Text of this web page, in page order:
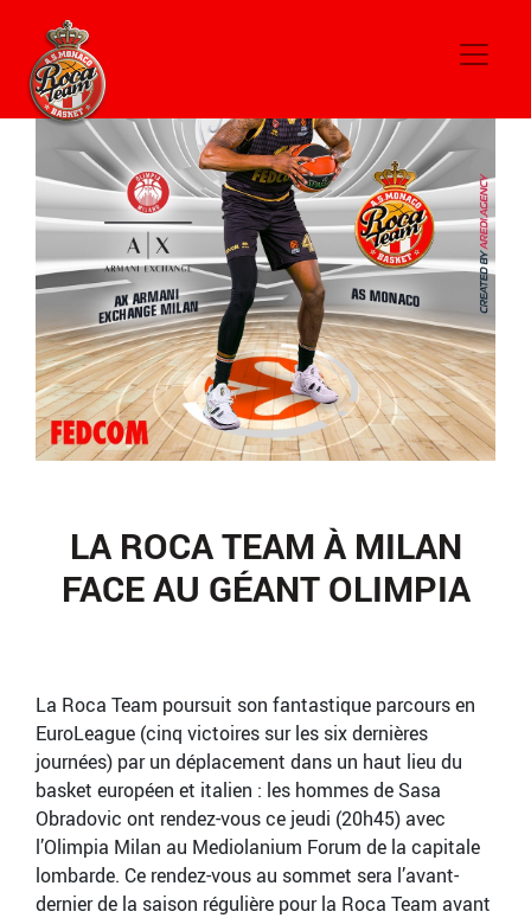
LA ROCA TEAM À MILAN
FACE AU GÉANT OLIMPIA
La Roca Team poursuit son fantastique parcours en
EuroLeague (cinq victoires sur les six dernières
journées) par un déplacement dans un haut lieu du
basket européen et italien : les hommes de Sasa
Obradovic ont rendez-vous ce jeudi (20h45) avec
l’Olimpia Milan au Mediolanium Forum de la capitale
lombarde. Ce rendez-vous au sommet sera l’avant-
dernier de la saison régulière pour la Roca Team avant